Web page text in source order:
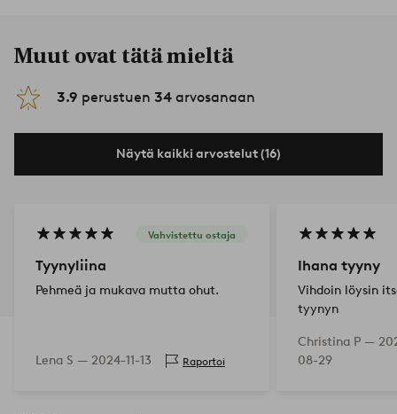
Muut ovat tätä mieltä
3.9 perustuen 34 arvosanaan
Näytä kaikki arvostelut (16)
Vahvistettu ostaja
Tyynyliina
Pehmeä ja mukava mutta ohut.
Lena S — 2024-11-13 Raportoi
Ihana tyyny
Vihdoin löysin
tyynyn
Christina P —
08-29